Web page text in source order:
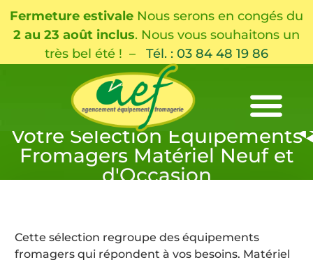
Fermeture estivale Nous serons en congés du
2 au 23 août inclus. Nous vous souhaitons un
très bel été ! – Tél. : 03 84 48 19 86
Votre Sélection Équipements
Fromagers Matériel Neuf et
d'Occasion
Cette sélection regroupe des équipements
fromagers qui répondent à vos besoins. Matériel